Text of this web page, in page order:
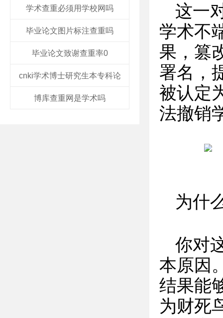
学术查重必须用学校网吗
毕业论文图片标注查重吗
毕业论文致谢查重率0
cnki学术博士研究生本专科论
博库查重网是学术吗
这一
学术不
果，篡
署名，
被认定
法撤销
为什
你对
本原因
结果能
为财死